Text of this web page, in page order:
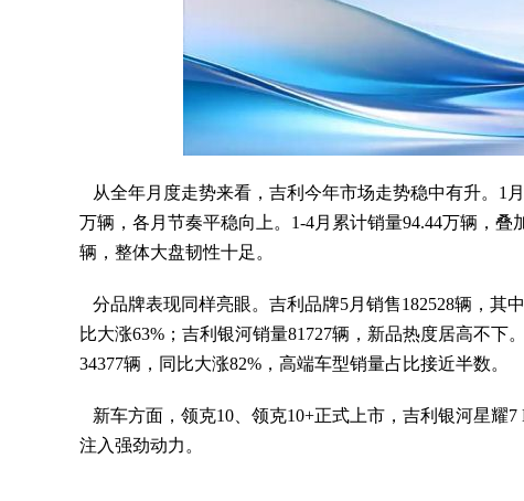
从全年月度走势来看，吉利今年市场走势稳中有升。1
万辆，各月节奏平稳向上。1-4月累计销量94.44万辆，叠
辆，整体大盘韧性十足。
分品牌表现同样亮眼。吉利品牌5月销售182528辆，其
比大涨63%；吉利银河销量81727辆，新品热度居高不下
34377辆，同比大涨82%，高端车型销量占比接近半数。
新车方面，领克10、领克10+正式上市，吉利银河星耀
注入强劲动力。